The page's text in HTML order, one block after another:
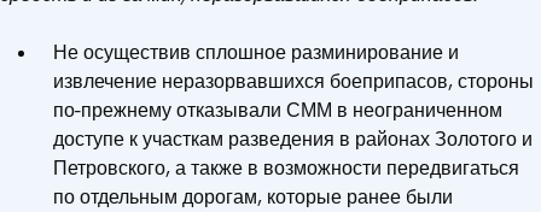
Не осуществив сплошное разминирование и
извлечение неразорвавшихся боеприпасов, стороны
по-прежнему отказывали СММ в неограниченном
доступе к участкам разведения в районах Золотого и
Петровского, а также в возможности передвигаться
по отдельным дорогам, которые ранее были